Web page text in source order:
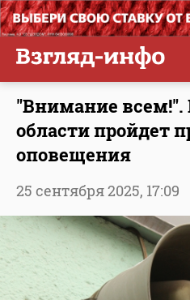
"Внимание всем!".
области пройдет
оповещения
25 сентября 2025, 17:09